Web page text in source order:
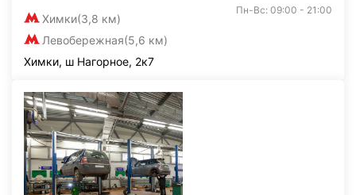
Химки(3,8 км)
Левобережная(5,6 км)
Пн-Вс: 09:00 - 21:00
Химки, ш Нагорное, 2к7